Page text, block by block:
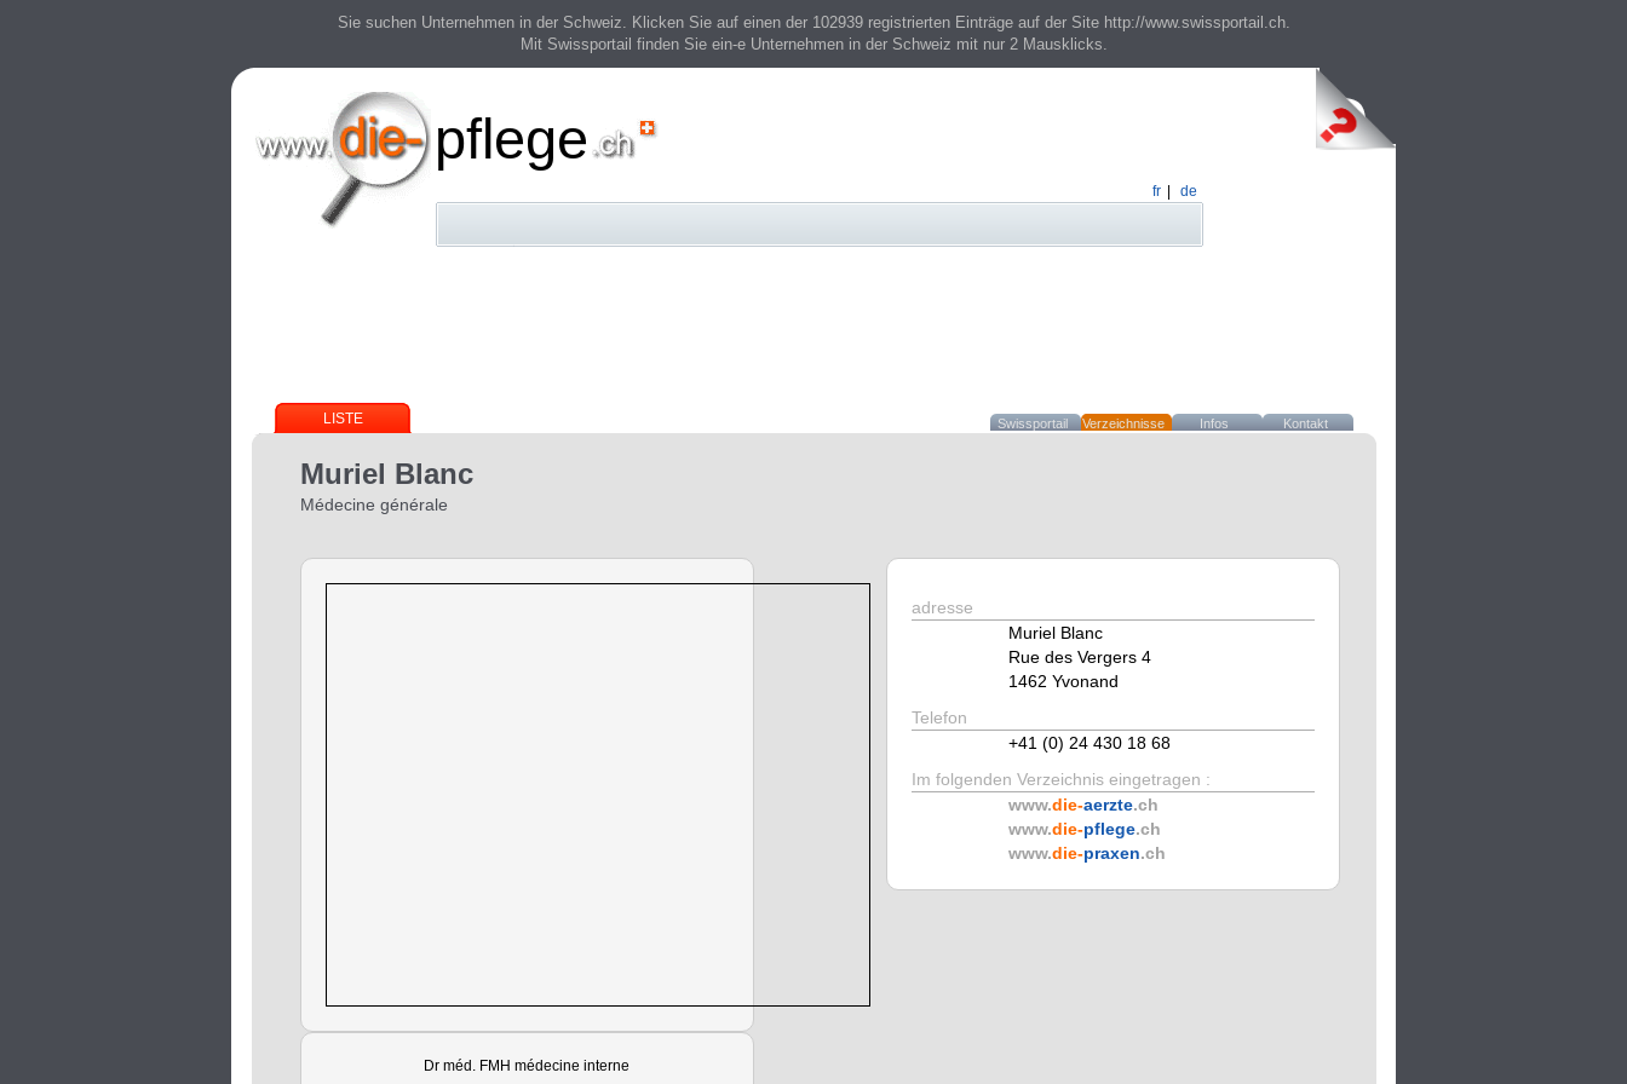
Sie suchen Unternehmen in der Schweiz. Klicken Sie auf einen der 102939 registrierten Einträge auf der Site http://www.swissportail.ch.
Mit Swissportail finden Sie ein-e Unternehmen in der Schweiz mit nur 2 Mausklicks.
pflege
fr de
LISTE Swissportail Verzeichnisse Infos Kontakt
Muriel Blanc
Médecine générale
Dr méd. FMH médecine interne
adresse
Muriel Blanc
Rue des Vergers 4
1462 Yvonand
Telefon
+41 (0) 24 430 18 68
Im folgenden Verzeichnis eingetragen :
www.die-aerzte.ch
www.die-pflege.ch
www.die-praxen.ch